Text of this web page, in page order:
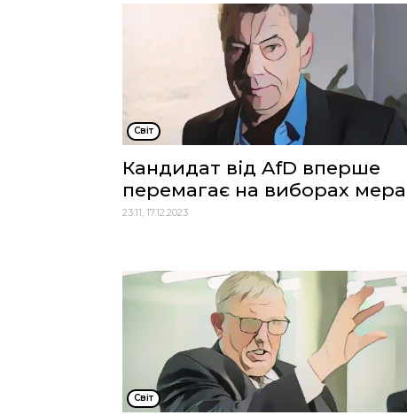
Cвіт
Кандидат від AfD вперше
перемагає на виборах мера
23:11, 17.12.2023
Cвіт